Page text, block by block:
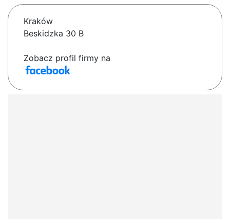
Kraków
Beskidzka 30 B
Zobacz profil firmy na